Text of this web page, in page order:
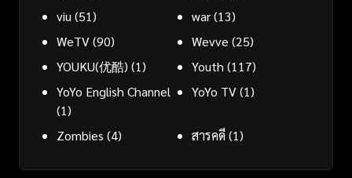
viu (51) war(13)
WeTV(90) Wevve (25)
YOUKU(优酷) (1) Youth (117)
YoYo English Channel
(1)
YoYo TV(1)
Zombies (4) สารคดี(1)